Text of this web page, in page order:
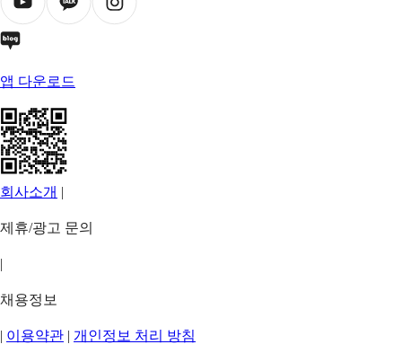
앱 다운로드
회사소개 |
제휴/광고 문의
|
채용정보
| 이용약관 | 개인정보 처리 방침